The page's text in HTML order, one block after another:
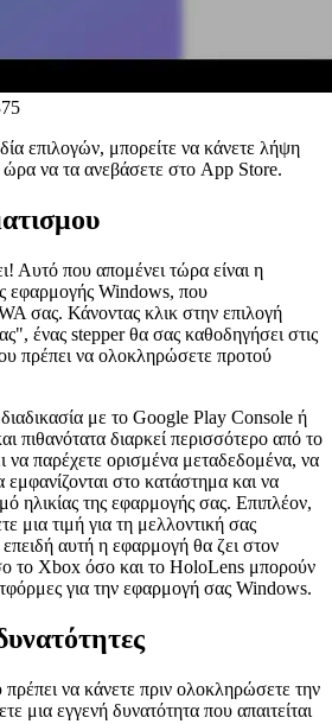
επιλογών, μπορείτε να κάνετε λήψη
να τα ανεβάσετε στο App Store.
Αυτό που απομένει τώρα είναι η
εφαρμογής Windows, που
σας. Κάνοντας κλικ στην επιλογή
πρέπει να ολοκληρώσετε προτού
με το Google Play Console ή
πιθανότατα διαρκεί περισσότερο από το
παρέχετε ορισμένα μεταδεδομένα, να
εμφανίζονται στο κατάστημα και να
ηλικίας της εφαρμογής σας. Επιπλέον,
μια τιμή για τη μελλοντική σας
το Xbox όσο και το HoloLens μπορούν
για την εφαρμογή σας Windows.